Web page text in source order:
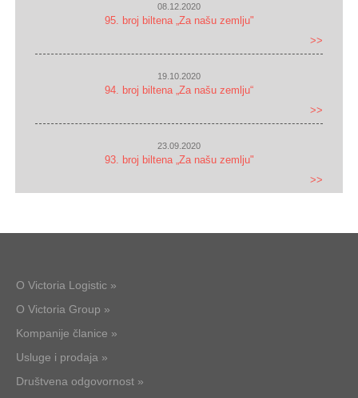
08.12.2020
95. broj biltena „Za našu zemlju"
>>
19.10.2020
94. broj biltena „Za našu zemlju“
>>
23.09.2020
93. broj biltena „Za našu zemlju"
>>
O Victoria Logistic »
O Victoria Group »
Kompanije članice »
Usluge i prodaja »
Društvena odgovornost »